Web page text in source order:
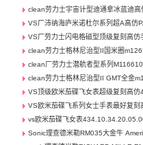
clean劳力士宇宙计型迪通拿冰蓝迪
VS厂沛纳海庐米诺杜尔系列超A高仿
VS厂劳力士闪电格磁型顶级复刻高
clean劳力士格林尼治型II国米圈
clean厂劳力士潜航者型系列
clean劳力士格林尼治型II GMT全金
VS顶级欧米茄碟飞女表超级复刻高
VS欧米茄碟飞系列女士手表最好复
vs欧米茄碟飞女表
Sonic理查德米勒RM035大金牛